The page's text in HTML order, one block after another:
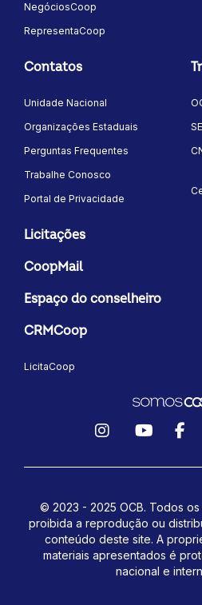
NegóciosCoop
RepresentaCoop
Contatos
Unidade Nacional
Organizações Estaduais
Perguntas Frequentes
Trabalhe Conosco
Portal de Privacidade
Licitações
CoopMail
Espaço do conselheiro
CRMCoop
LicitaCoop
© 2023 - 2025 OCB. Todos
proibida a reprodução ou
conteúdo deste site. A
materiais apresentados é
nacional e